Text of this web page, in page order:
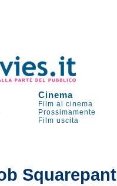
Cinema
Film al cinema
Prossimamente
Film uscita